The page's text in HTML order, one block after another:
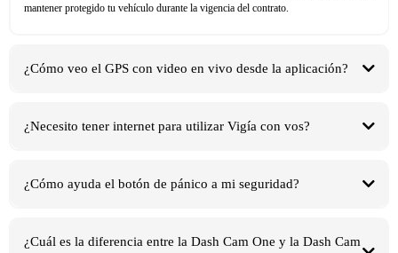
mantener protegido tu vehículo durante la vigencia del contrato.
¿Cómo veo el GPS con video en vivo desde la aplicación?
¿Necesito tener internet para utilizar Vigía con vos?
¿Cómo ayuda el botón de pánico a mi seguridad?
¿Cuál es la diferencia entre la Dash Cam One y la Dash Cam